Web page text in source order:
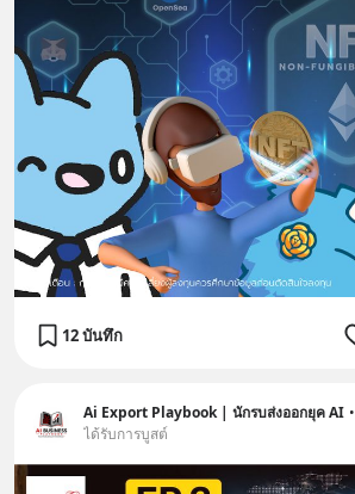
12 บันทึก
Ai Export Playbook | นักรบส่งออกยุค AI •
ได้รับการบูสต์